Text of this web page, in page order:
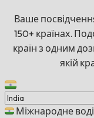
Ваше
150+ країнах.
країн з одним
якій
Міжнародне